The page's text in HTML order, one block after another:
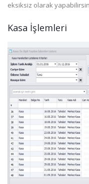
eksiksiz olarak
Kasa İşlemleri